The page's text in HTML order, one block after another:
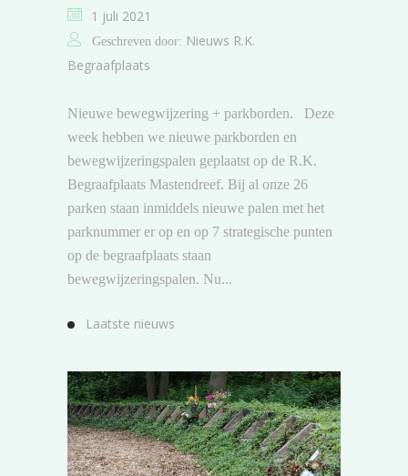
1 juli 2021
Geschreven door: Nieuws R.K.
Begraafplaats
Nieuwe bewegwijzering + parkborden. Deze
week hebben we nieuwe parkborden en
bewegwijzeringspalen geplaatst op de R.K.
Begraafplaats Mastendreef. Bij al onze 26
parken staan inmiddels nieuwe palen met het
parknummer er op en op 7 strategische punten
op de begraafplaats staan
bewegwijzeringspalen. Nu...
Laatste nieuws